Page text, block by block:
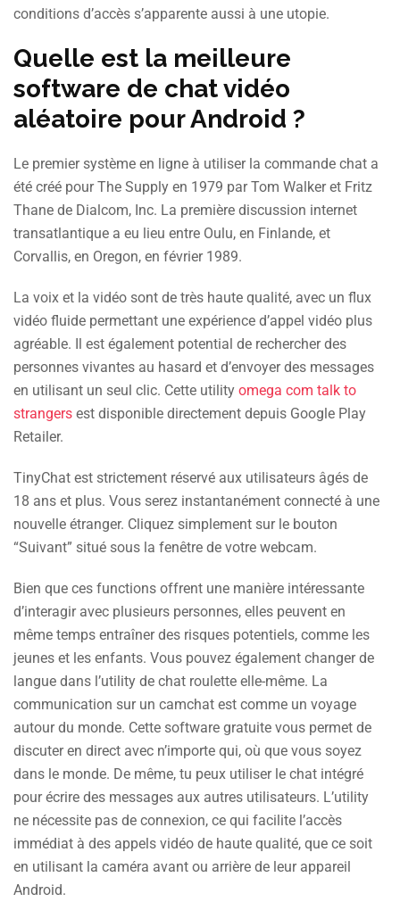
conditions d’accès s’apparente aussi à une utopie.
Quelle est la meilleure
software de chat vidéo
aléatoire pour Android ?
Le premier système en ligne à utiliser la commande chat a
été créé pour The Supply en 1979 par Tom Walker et Fritz
Thane de Dialcom, Inc. La première discussion internet
transatlantique a eu lieu entre Oulu, en Finlande, et
Corvallis, en Oregon, en février 1989.
La voix et la vidéo sont de très haute qualité, avec un flux
vidéo fluide permettant une expérience d’appel vidéo plus
agréable. Il est également potential de rechercher des
personnes vivantes au hasard et d’envoyer des messages
en utilisant un seul clic. Cette utility omega com talk to
strangers est disponible directement depuis Google Play
Retailer.
TinyChat est strictement réservé aux utilisateurs âgés de
18 ans et plus. Vous serez instantanément connecté à une
nouvelle étranger. Cliquez simplement sur le bouton
“Suivant” situé sous la fenêtre de votre webcam.
Bien que ces functions offrent une manière intéressante
d’interagir avec plusieurs personnes, elles peuvent en
même temps entraîner des risques potentiels, comme les
jeunes et les enfants. Vous pouvez également changer de
langue dans l’utility de chat roulette elle-même. La
communication sur un camchat est comme un voyage
autour du monde. Cette software gratuite vous permet de
discuter en direct avec n’importe qui, où que vous soyez
dans le monde. De même, tu peux utiliser le chat intégré
pour écrire des messages aux autres utilisateurs. L’utility
ne nécessite pas de connexion, ce qui facilite l’accès
immédiat à des appels vidéo de haute qualité, que ce soit
en utilisant la caméra avant ou arrière de leur appareil
Android.